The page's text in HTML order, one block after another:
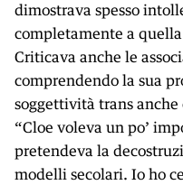
dimostrava spesso
completamente a
Criticava anche le
comprendendo la sua
soggettività trans
“Cloe voleva un po’
pretendeva la
modelli secolari. Io ho